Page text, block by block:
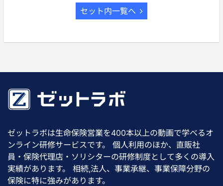
セット内一覧へ
ゼットラボは生命保険営業を400本以上の動画で学べるオ
ンライン研修サービスです。 個人利用のほか、直販社
員・保険代理店・ソリシターの研修制度として多くの導入
実績があります。 相続,法人、事業承継、事業保障分野の
保険に特に強みがあります。